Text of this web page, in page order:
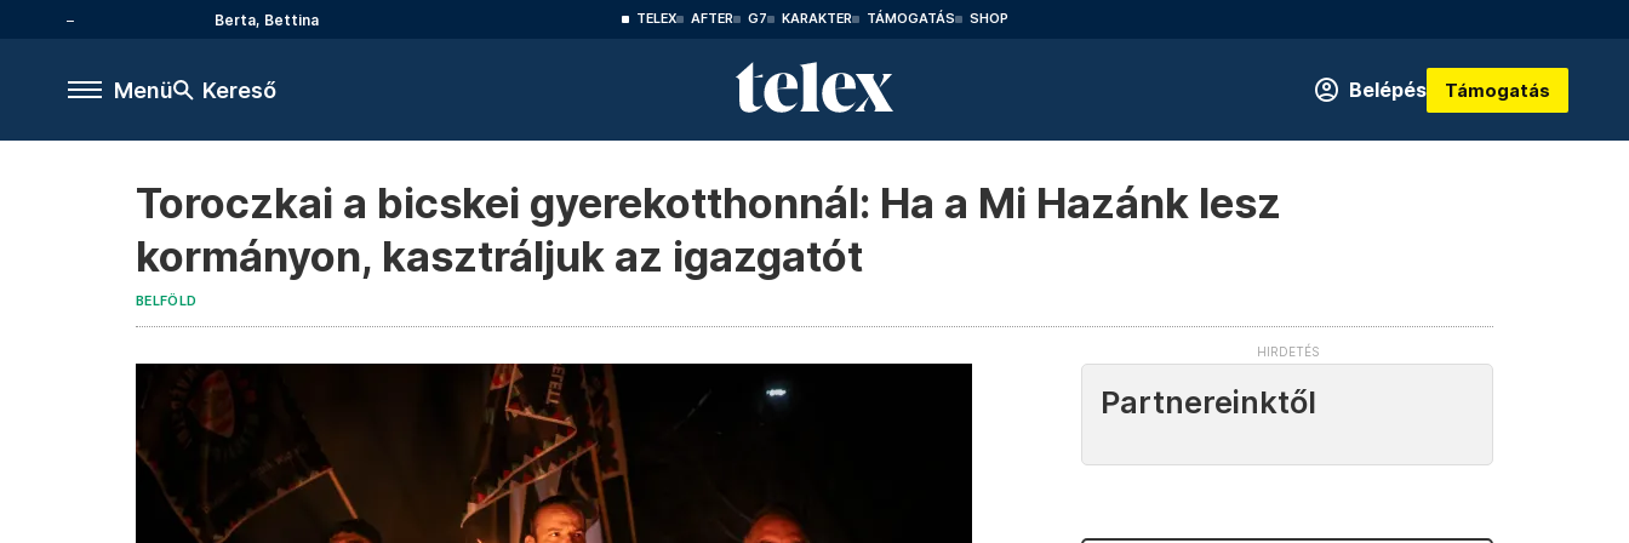
Berta, Bettina TELEX AFTER G7 KARAKTER TÁMOGATÁS SHOP
Menü Kereső Belépés Támogatás
Toroczkai a bicskei gyerekotthonnál: Ha a Mi Hazánk lesz
kormányon, kasztráljuk az igazgatót
BELFÖLD
Partnereinktől